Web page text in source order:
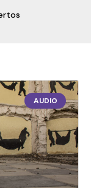
AUDIO